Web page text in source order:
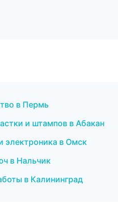
в Пермь
и штампов в Абакан
электроника в Омск
в Нальчик
в Калининград